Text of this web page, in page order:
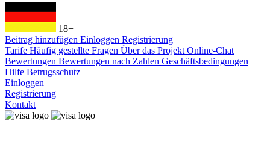
18+
Beitrag hinzufügen Einloggen Registrierung
Tarife Häufig gestellte Fragen Über das Projekt Online-Chat
Bewertungen Bewertungen nach Zahlen Geschäftsbedingungen
Hilfe Betrugsschutz
Einloggen
Registrierung
Kontakt